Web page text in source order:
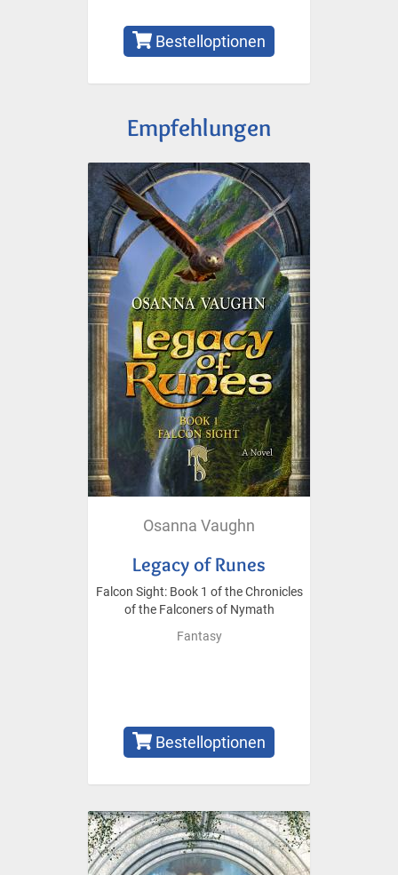
Bestelloptionen
Empfehlungen
Osanna Vaughn
Legacy of Runes
Falcon Sight: Book 1 of the Chronicles
of the Falconers of Nymath
Fantasy
Bestelloptionen